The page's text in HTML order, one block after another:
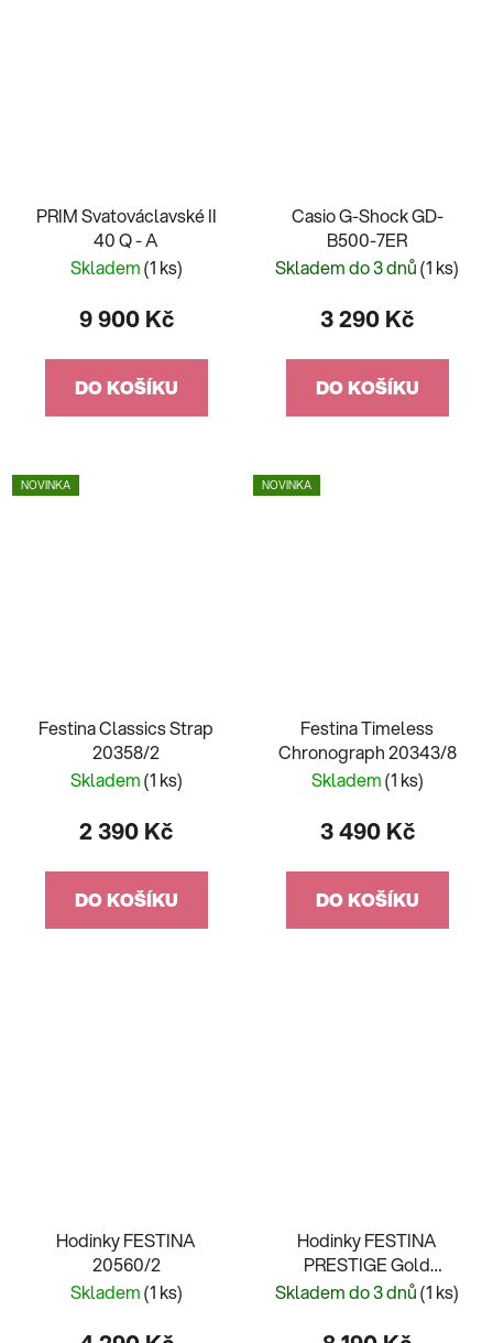
PRIM Svatováclavské II
40 Q - A
Skladem(1 ks)
9 900 Kč
DO KOŠÍKU
Casio G-Shock GD-
B500-7ER
Skladem do 3 dnů(1 ks)
3 290 Kč
DO KOŠÍKU
NOVINKA
Festina Classics Strap
20358/2
Skladem(1 ks)
2 390 Kč
DO KOŠÍKU
NOVINKA
Festina Timeless
Chronograph 20343/8
Skladem(1 ks)
3 490 Kč
DO KOŠÍKU
Hodinky FESTINA
20560/2
Skladem(1 ks)
Hodinky FESTINA
PRESTIGE Gold
20492/4
Skladem do 3 dnů(1 ks)